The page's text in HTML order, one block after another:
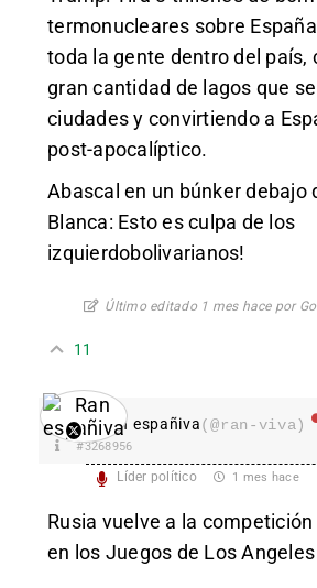
termonucleares sobre
toda la gente dentro del país,
gran cantidad de lagos que
ciudades y convirtiendo a
post-apocalíptico.
Abascal en un búnker debajo
Blanca: Esto es culpa de los
izquierdobolivarianos!
Último editado 1 mes hace por
11
Ran españiva(@ran-viva)
#3268956
Líder político 1 mes hace
Rusia vuelve a la
en los Juegos de Los